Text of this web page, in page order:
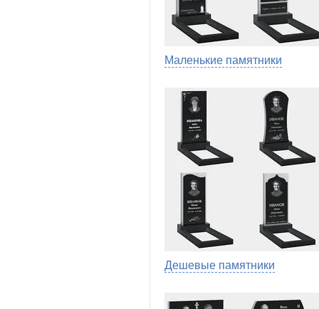
Маленькие памятники
Дешевые памятники